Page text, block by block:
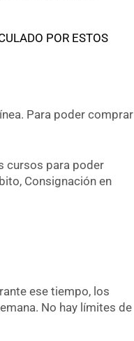
POR ESTOS
Para poder comprar
cursos para poder
Consignación en
ese tiempo, los
No hay límites de